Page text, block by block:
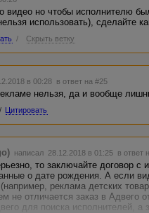
видео но чтобы исполнителю
использовать), сделайте
/ Скрыть ветку
в 00:28 в ответ на #25
нельзя, да и вообще
/ Цитировать
написал 28.12.2018 в 01:25 в ответ
то заключайте договор с
о дате рождения. А если
реклама детских
не отличается заказ в Адвего
для поиска исполнителей,